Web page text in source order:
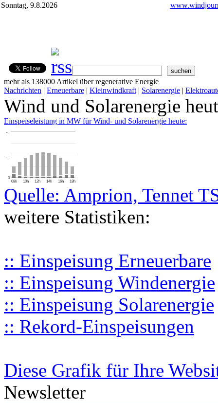
Sonntag, 9.8.2026
mehr als 138000 Artikel über regenerative Energie
Nachrichten | Erneuerbare | Kleinwindkraft | Solarenergie |
Wind und Solarenergie
Einspeiseleistung in MW für Wind- und Solarenergie heute:
08h 10h 12h 14h 16h 18h
0
…
…
Quelle: Amprion, Tennet
weitere Statistiken:
:: Einspeisung Erneuerbare
:: Einspeisung Windenergie
:: Einspeisung Solarenergie
:: Rekord-Einspeisungen
Diese Grafik für Ihre
Newsletter